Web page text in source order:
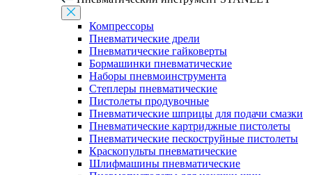
Компрессоры
Пневматические дрели
Пневматические гайковерты
Бормашинки пневматические
Наборы пневмоинструмента
Степлеры пневматические
Пистолеты продувочные
Пневматические шприцы для подачи смазки
Пневматические картриджные пистолеты
Пневматические пескоструйные пистолеты
Краскопульты пневматические
Шлифмашины пневматические